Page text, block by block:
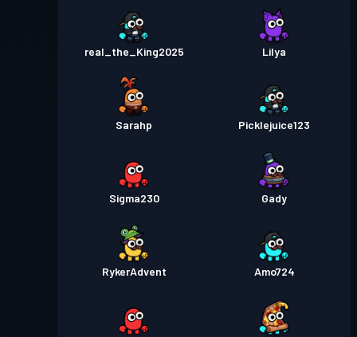
real_the_King2025 Lilya
Sarahp Picklejuice123
Sigma230 Gady
RykerAdvent Amo724